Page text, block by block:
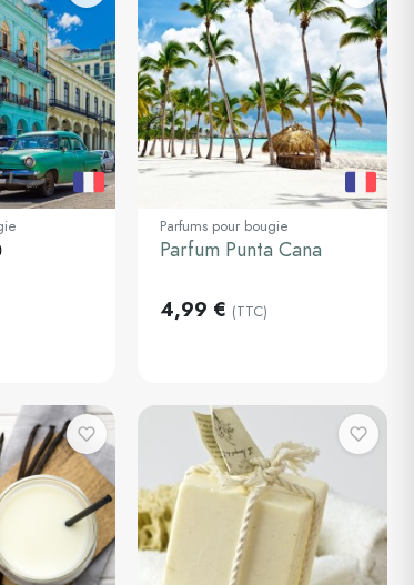
30ml
Ajouter au
Parfums pour bougie
Parfum Punta Cana
4,99 € (TTC)